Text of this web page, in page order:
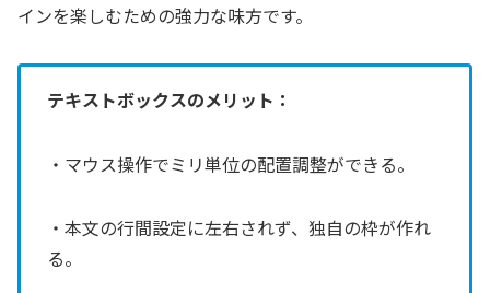
インを楽しむための強力な味方です。
テキストボックスのメリット：
・マウス操作でミリ単位の配置調整ができる。
・本文の行間設定に左右されず、独自の枠が作れ
る。